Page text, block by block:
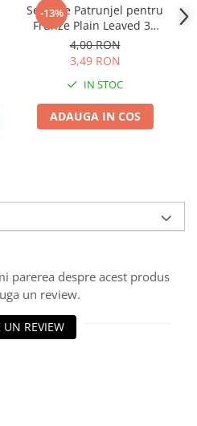
-13%
Seminte Patrunjel pentru
Frunze Plain Leaved 3g
Kertimag - Aroma Intens
4,00 RON
3,49 RON
IN STOC
ADAUGA IN COS
parerea despre acest produs
un review.
UN REVIEW